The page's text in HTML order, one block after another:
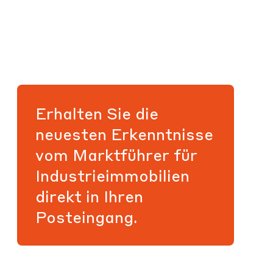
Erhalten Sie die
neuesten Erkenntnisse
vom Marktführer für
Industrieimmobilien
direkt in Ihren
Posteingang.